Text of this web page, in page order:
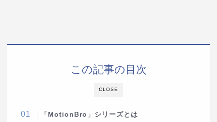
CLOSE
この記事の目次
「MotionBro」シリーズとは